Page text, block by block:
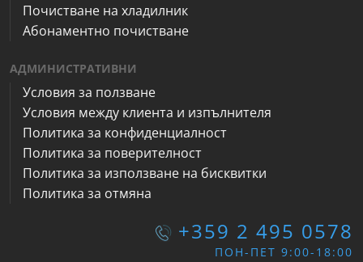
Почистване на хладилник
Абонаментно почистване
АДМИНИСТРАТИВНИ
Условия за ползване
Условия между клиента и изпълнителя
Политика за конфиденциалност
Политика за поверителност
Политика за използване на бисквитки
Политика за отмяна
+359 2 495 0578
ПОН-ПЕТ 9:00-18:00